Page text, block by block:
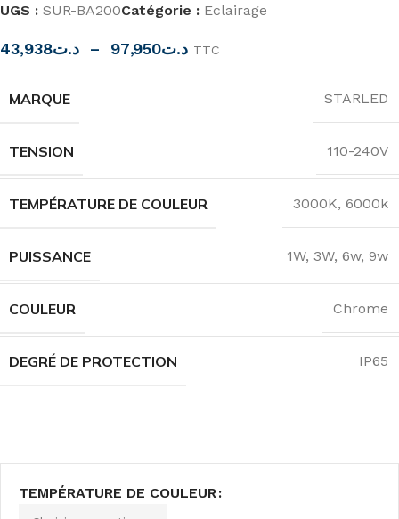
UGS : SUR-BA200Catégorie : Eclairage
د.ت43,938 – د.ت97,950 TTC
MARQUE STARLED
TENSION 110-240V
TEMPÉRATURE DE COULEUR 3000K, 6000k
PUISSANCE 1W, 3W, 6w, 9w
COULEUR Chrome
DEGRÉ DE PROTECTION IP65
TEMPÉRATURE DE COULEUR